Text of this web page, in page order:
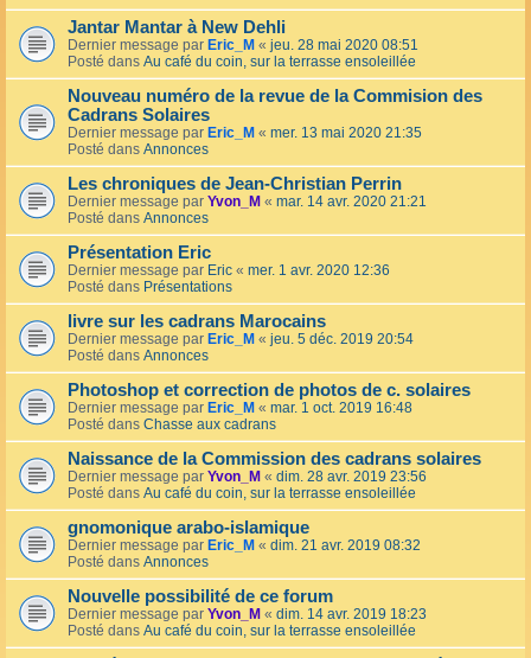
Jantar Mantar à New Dehli
Dernier message par Eric_M « jeu. 28 mai 2020 08:51
Posté dans Au café du coin, sur la terrasse ensoleillée
Nouveau numéro de la revue de la Commision des
Cadrans Solaires
Dernier message par Eric_M « mer. 13 mai 2020 21:35
Posté dans Annonces
Les chroniques de Jean-Christian Perrin
Dernier message par Yvon_M « mar. 14 avr. 2020 21:21
Posté dans Annonces
Présentation Eric
Dernier message par Eric « mer. 1 avr. 2020 12:36
Posté dans Présentations
livre sur les cadrans Marocains
Dernier message par Eric_M « jeu. 5 déc. 2019 20:54
Posté dans Annonces
Photoshop et correction de photos de c. solaires
Dernier message par Eric_M « mar. 1 oct. 2019 16:48
Posté dans Chasse aux cadrans
Naissance de la Commission des cadrans solaires
Dernier message par Yvon_M « dim. 28 avr. 2019 23:56
Posté dans Au café du coin, sur la terrasse ensoleillée
gnomonique arabo-islamique
Dernier message par Eric_M « dim. 21 avr. 2019 08:32
Posté dans Annonces
Nouvelle possibilité de ce forum
Dernier message par Yvon_M « dim. 14 avr. 2019 18:23
Posté dans Au café du coin, sur la terrasse ensoleillée